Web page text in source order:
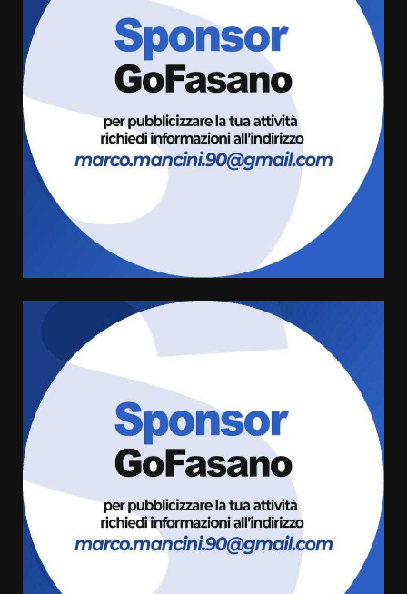
La magia del Minareto e la prima
assoluta de “L’Albergo
Belvedere. Il rapimento”
6 Agosto 2026 06:15
Serie D, l’Us Fasano è escluso
dal campionato
Truffatori in azione nelle
frazioni fasanesi
5 Agosto 2026 11:03
Residenti di Savelletri scrivono
al Prefetto: “Noi cittadini di
serie B”
5 Agosto 2026 06:15
A Savelletri torna la Sagra del
Pesce Spada: appuntamento a
sabato 8 agosto
5 Agosto 2026 06:10